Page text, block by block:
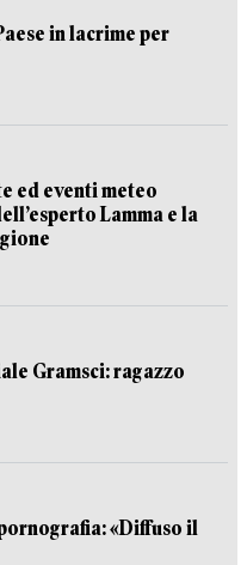
in lacrime per
ed eventi meteo
Lamma e la
Gramsci: ragazzo
«Diffuso il